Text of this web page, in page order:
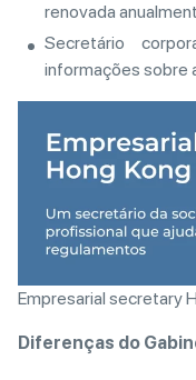
renovada
Secretário
informações sobre
Empresarial secretary
Diferenças do